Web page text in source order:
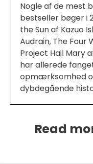
Nogle af de
bestseller bøger i
the Sun af Kazuo
Audrain, The Four
Project Hail Mary
har allerede
opmærksomhed
dybdegående
Read